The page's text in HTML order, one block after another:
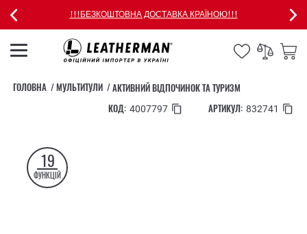
!!!БЕЗКОШТОВНА ДОСТАВКА КРАЇНОЮ!!!
ГОЛОВНА МУЛЬТИТУЛИ
АКТИВНИЙ ВІДПОЧИНОК ТА ТУРИЗМ
КОД: 4007797 АРТИКУЛ: 832741
19
ФУНКЦІЙ